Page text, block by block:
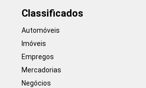
Classificados
Automóveis
Imóveis
Empregos
Mercadorias
Negócios